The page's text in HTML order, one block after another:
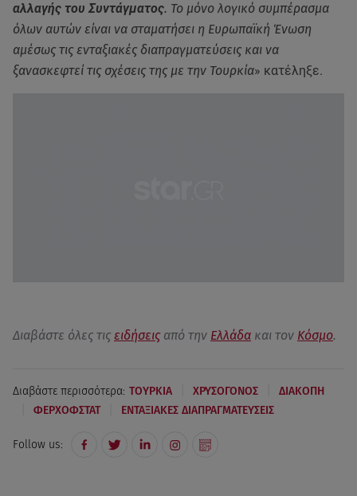
αλλαγής του Συντάγματος. Το μόνο λογικό συμπέρασμα
όλων αυτών είναι να σταματήσει η Ευρωπαϊκή Ένωση
αμέσως τις ενταξιακές διαπραγματεύσεις και να
ξανασκεφτεί τις σχέσεις της με την Τουρκία» κατέληξε.
Διαβάστε όλες τις ειδήσεις από την Ελλάδα και τον Κόσμο.
Διαβάστε περισσότερα: ΤΟΥΡΚΙΑ ΧΡΥΣΟΓΟΝΟΣ ΔΙΑΚΟΠΗ
ΦΕΡΧΟΦΣΤΑΤ ΕΝΤΑΞΙΑΚΕΣ ΔΙΑΠΡΑΓΜΑΤΕΥΣΕΙΣ
Follow us: